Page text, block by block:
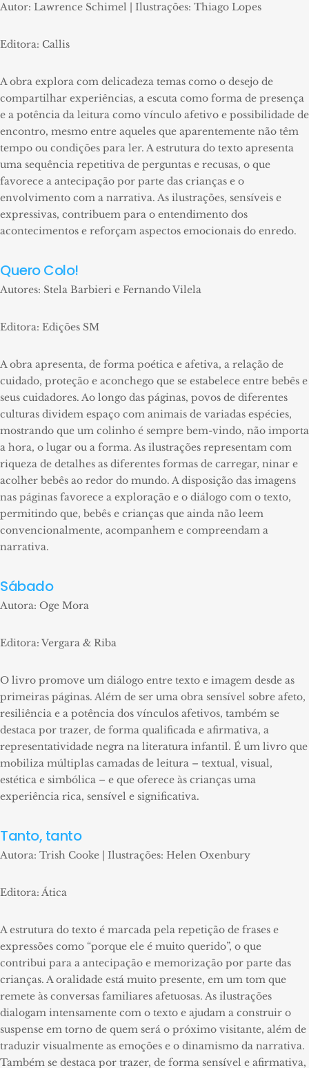
Autor: Lawrence Schimel | Ilustrações: Thiago Lopes
Editora: Callis
A obra explora com delicadeza temas como o desejo de
compartilhar experiências, a escuta como forma de presença
e a potência da leitura como vínculo afetivo e possibilidade de
encontro, mesmo entre aqueles que aparentemente não têm
tempo ou condições para ler. A estrutura do texto apresenta
uma sequência repetitiva de perguntas e recusas, o que
favorece a antecipação por parte das crianças e o
envolvimento com a narrativa. As ilustrações, sensíveis e
expressivas, contribuem para o entendimento dos
acontecimentos e reforçam aspectos emocionais do enredo.
Quero Colo!
Autores: Stela Barbieri e Fernando Vilela
Editora: Edições SM
A obra apresenta, de forma poética e afetiva, a relação de
cuidado, proteção e aconchego que se estabelece entre bebês e
seus cuidadores. Ao longo das páginas, povos de diferentes
culturas dividem espaço com animais de variadas espécies,
mostrando que um colinho é sempre bem-vindo, não importa
a hora, o lugar ou a forma. As ilustrações representam com
riqueza de detalhes as diferentes formas de carregar, ninar e
acolher bebês ao redor do mundo. A disposição das imagens
nas páginas favorece a exploração e o diálogo com o texto,
permitindo que, bebês e crianças que ainda não leem
convencionalmente, acompanhem e compreendam a
narrativa.
Sábado
Autora: Oge Mora
Editora: Vergara & Riba
O livro promove um diálogo entre texto e imagem desde as
primeiras páginas. Além de ser uma obra sensível sobre afeto,
resiliência e a potência dos vínculos afetivos, também se
destaca por trazer, de forma qualificada e afirmativa, a
representatividade negra na literatura infantil. É um livro que
mobiliza múltiplas camadas de leitura – textual, visual,
estética e simbólica – e que oferece às crianças uma
experiência rica, sensível e significativa.
Tanto, tanto
Autora: Trish Cooke | Ilustrações: Helen Oxenbury
Editora: Ática
A estrutura do texto é marcada pela repetição de frases e
expressões como “porque ele é muito querido”, o que
contribui para a antecipação e memorização por parte das
crianças. A oralidade está muito presente, em um tom que
remete às conversas familiares afetuosas. As ilustrações
dialogam intensamente com o texto e ajudam a construir o
suspense em torno de quem será o próximo visitante, além de
traduzir visualmente as emoções e o dinamismo da narrativa.
Também se destaca por trazer, de forma sensível e afirmativa,